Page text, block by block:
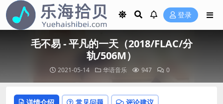
登录
毛不易 - 平凡的一天（2018/FLAC/分
轨/506M）
2021-05-14 华语音乐 947 0